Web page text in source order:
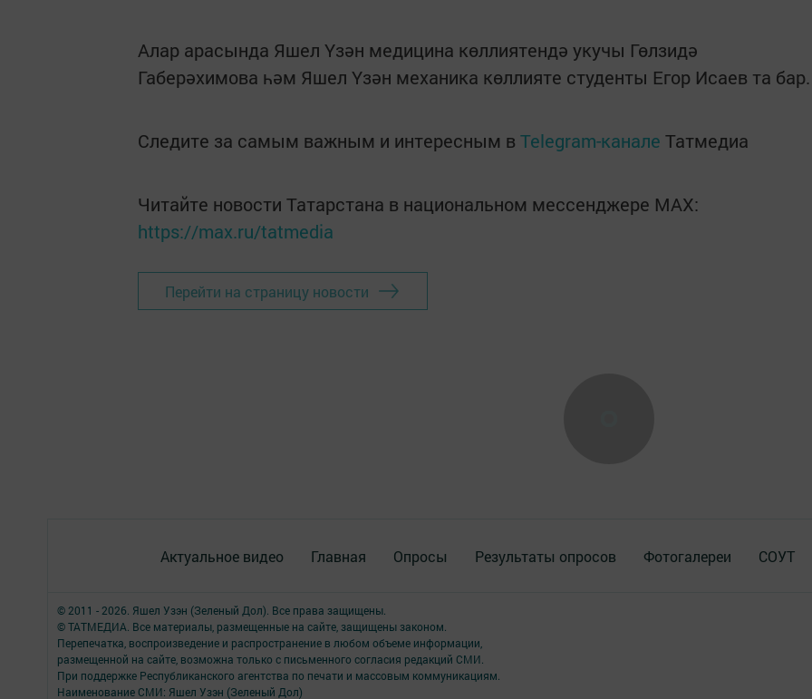
Алар арасында Яшел Үзән медицина көллиятендә укучы Гөлзидә
Габерәхимова һәм Яшел Үзән механика көллияте студенты Егор Исаев та бар.
Следите за самым важным и интересным в Telegram-канале Татмедиа
Читайте новости Татарстана в национальном мессенджере MАХ:
https://max.ru/tatmedia
Перейти на страницу новости
Актуальное видео Главная Опросы Результаты опросов Фотогалереи СОУТ
© 2011 - 2026. Яшел Узэн (Зеленый Дол). Все права защищены.
© ТАТМЕДИА. Все материалы, размещенные на сайте, защищены законом.
Перепечатка, воспроизведение и распространение в любом объеме информации,
размещенной на сайте, возможна только с письменного согласия редакций СМИ.
При поддержке Республиканского агентства по печати и массовым коммуникациям.
Наименование СМИ: Яшел Узэн (Зеленый Дол)